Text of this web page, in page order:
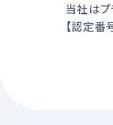
当社はプ
【認定